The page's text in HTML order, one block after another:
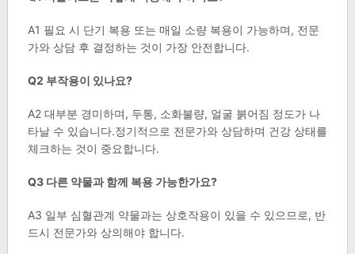
A1 필요 시 단기 복용 또는 매일 소량 복용이 가능하며, 전문
가와 상담 후 결정하는 것이 가장 안전합니다.
Q2 부작용이 있나요?
A2 대부분 경미하며, 두통, 소화불량, 얼굴 붉어짐 정도가 나
타날 수 있습니다.정기적으로 전문가와 상담하며 건강 상태를
체크하는 것이 중요합니다.
Q3 다른 약물과 함께 복용 가능한가요?
A3 일부 심혈관계 약물과는 상호작용이 있을 수 있으므로, 반
드시 전문가와 상의해야 합니다.